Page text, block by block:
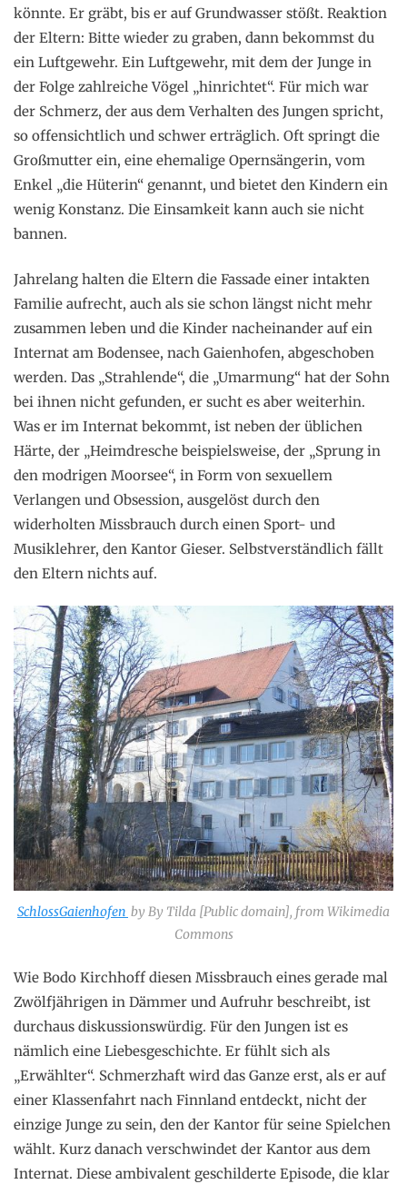
könnte. Er gräbt, bis er auf Grundwasser stößt. Reaktion
der Eltern: Bitte wieder zu graben, dann bekommst du
ein Luftgewehr. Ein Luftgewehr, mit dem der Junge in
der Folge zahlreiche Vögel „hinrichtet“. Für mich war
der Schmerz, der aus dem Verhalten des Jungen spricht,
so offensichtlich und schwer erträglich. Oft springt die
Großmutter ein, eine ehemalige Opernsängerin, vom
Enkel „die Hüterin“ genannt, und bietet den Kindern ein
wenig Konstanz. Die Einsamkeit kann auch sie nicht
bannen.
Jahrelang halten die Eltern die Fassade einer intakten
Familie aufrecht, auch als sie schon längst nicht mehr
zusammen leben und die Kinder nacheinander auf ein
Internat am Bodensee, nach Gaienhofen, abgeschoben
werden. Das „Strahlende“, die „Umarmung“ hat der Sohn
bei ihnen nicht gefunden, er sucht es aber weiterhin.
Was er im Internat bekommt, ist neben der üblichen
Härte, der „Heimdresche beispielsweise, der „Sprung in
den modrigen Moorsee“, in Form von sexuellem
Verlangen und Obsession, ausgelöst durch den
widerholten Missbrauch durch einen Sport- und
Musiklehrer, den Kantor Gieser. Selbstverständlich fällt
den Eltern nichts auf.
SchlossGaienhofen by By Tilda [Public domain], from Wikimedia
Commons
Wie Bodo Kirchhoff diesen Missbrauch eines gerade mal
Zwölfjährigen in Dämmer und Aufruhr beschreibt, ist
durchaus diskussionswürdig. Für den Jungen ist es
nämlich eine Liebesgeschichte. Er fühlt sich als
„Erwählter“. Schmerzhaft wird das Ganze erst, als er auf
einer Klassenfahrt nach Finnland entdeckt, nicht der
einzige Junge zu sein, den der Kantor für seine Spielchen
wählt. Kurz danach verschwindet der Kantor aus dem
Internat. Diese ambivalent geschilderte Episode, die klar